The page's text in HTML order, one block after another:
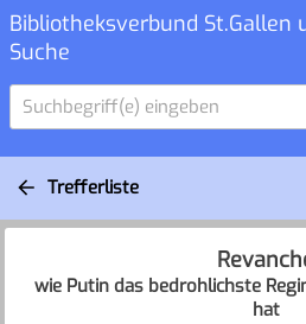
Bibliotheksverbund St.Gallen
Suche
Suchbegriff(e) eingeben
Trefferliste
wie Putin das bedrohlichste
hat